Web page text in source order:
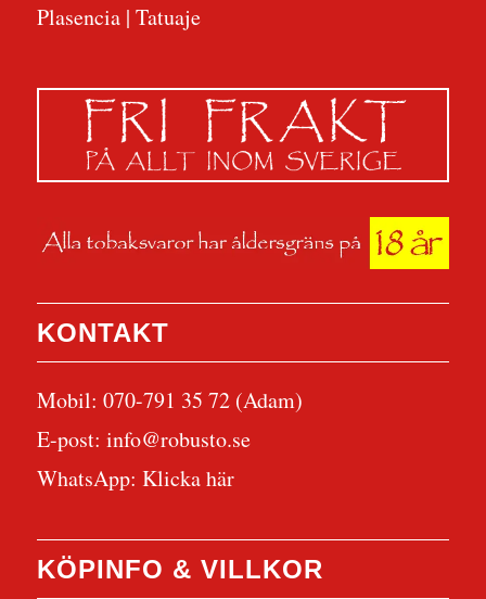
Plasencia| Tatuaje
KONTAKT
Mobil: 070-791 35 72 (Adam)
E-post: info@robusto.se
WhatsApp: Klicka här
KÖPINFO & VILLKOR